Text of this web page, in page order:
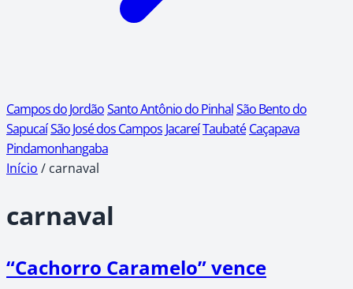
Campos do JordãoSanto Antônio do PinhalSão Bento do
SapucaíSão José dos Campos JacareíTaubaté Caçapava
Pindamonhangaba
Início / carnaval
carnaval
“Cachorro Caramelo” vence